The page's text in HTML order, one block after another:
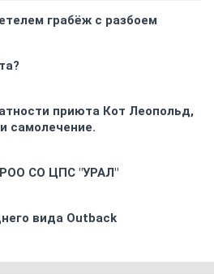
грабёж с разбоем
приюта Кот Леопольд,
самолечение.
CO ЦПС "УРАЛ"
вида Outback